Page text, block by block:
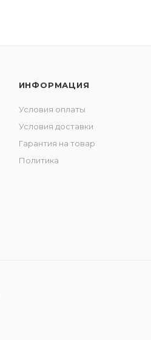
ИНФОРМАЦИЯ
Условия оплаты
Условия доставки
Гарантия на товар
Политика